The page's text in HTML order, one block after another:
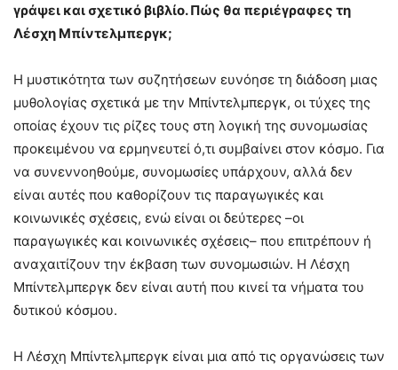
γράψει και σχετικό βιβλίο. Πώς θα περιέγραφες τη
Λέσχη Μπίντελμπεργκ;
Η μυστικότητα των συζητήσεων ευνόησε τη διάδοση μιας
μυθολογίας σχετικά με την Μπίντελμπεργκ, οι τύχες της
οποίας έχουν τις ρίζες τους στη λογική της συνομωσίας
προκειμένου να ερμηνευτεί ό,τι συμβαίνει στον κόσμο. Για
να συνεννοηθούμε, συνομωσίες υπάρχουν, αλλά δεν
είναι αυτές που καθορίζουν τις παραγωγικές και
κοινωνικές σχέσεις, ενώ είναι οι δεύτερες –οι
παραγωγικές και κοινωνικές σχέσεις– που επιτρέπουν ή
αναχαιτίζουν την έκβαση των συνομωσιών. Η Λέσχη
Μπίντελμπεργκ δεν είναι αυτή που κινεί τα νήματα του
δυτικού κόσμου.
Η Λέσχη Μπίντελμπεργκ είναι μια από τις οργανώσεις των